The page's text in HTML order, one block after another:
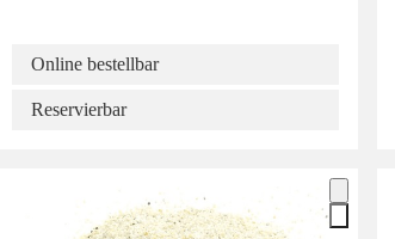
Online bestellbar
Reservierbar